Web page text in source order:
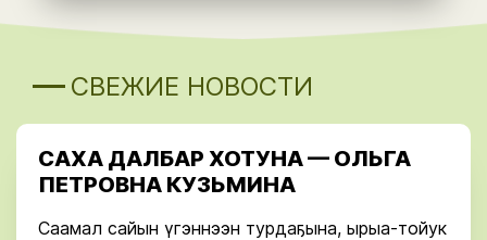
СВЕЖИЕ НОВОСТИ
САХА ДАЛБАР ХОТУНА — ОЛЬГА
ПЕТРОВНА КУЗЬМИНА
Саамал сайын үгэннээн турдаҕына, ырыа-тойук